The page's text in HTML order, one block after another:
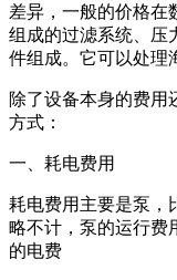
差异，一般的价格在
组成的过滤系统、压
件组成。它可以处理
除了设备本身的费用
方式：
一、耗电费用
耗电费用主要是泵，
略不计，泵的运行费
的电费